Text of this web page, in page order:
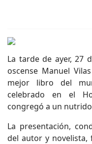
La tarde de ayer, 27
oscense Manuel
mejor libro del
celebrado en el
congregó a un
La presentación,
del autor y novelista,